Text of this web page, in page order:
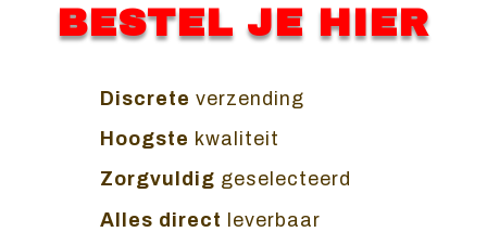
BESTEL JE HIER
Discrete verzending
Hoogste kwaliteit
Zorgvuldig geselecteerd
Alles direct leverbaar